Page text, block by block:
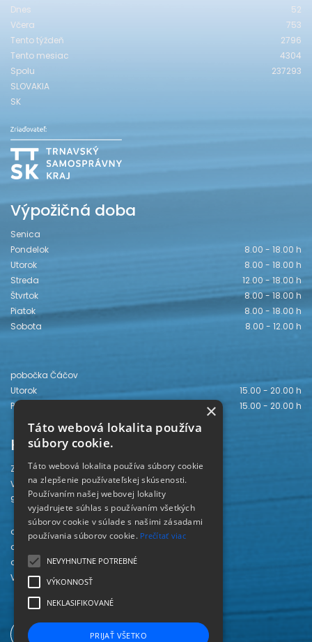
Dnes
52
Včera
753
Tento týždeň
2796
Tento mesiac
4304
Spolu
237293
SLOVAKIA
SK
Výpožičná doba
Senica
Pondelok
8.00 - 18.00 h
Utorok
8.00 - 18.00 h
Streda
12.00 - 18.00 h
Štvrtok
8.00 - 18.00 h
Piatok
8.00 - 18.00 h
Sobota
8.00 - 12.00 h
pobočka Čáčov
Utorok
15.00 - 20.00 h
Piatok
15.00 - 20.00 h
Kontakt
Záhorská knižnica
Vajanského 28
905 01 Senica
odd. beletrie 034/654 3780
odd. odbornej literatúry 034/651 2710
odd. pre deti a mládež 034/654 6519
Viac kontaktov nájdete
×
Táto webová lokalita používa
súbory cookie.
Táto webová lokalita používa súbory cookie
na zlepšenie používateľskej skúsenosti.
Používaním našej webovej lokality
vyjadrujete súhlas s používaním všetkých
súborov cookie v súlade s našimi zásadami
používania súborov cookie. Prečítať viac
NEVYHNUTNE POTREBNÉ
VÝKONNOSŤ
NEKLASIFIKOVANÉ
PRIJAŤ VŠETKO